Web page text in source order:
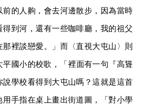
前的人齁，會去河邊散步，因為當時
得到河，還有一些咖啡廳，我的祖父
裡談戀愛。」而〈直視大屯山〉則
平國小的校歌，「​​裡面有一句『高聳
說學校看得到大屯山嗎？這就是這首
用手指在桌上畫出街道圖，「對小學